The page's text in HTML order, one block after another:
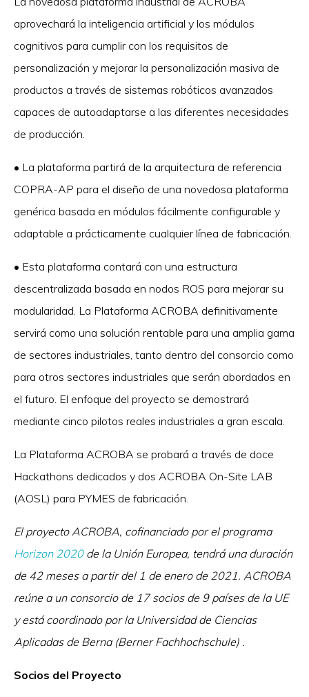
aprovechará la inteligencia artificial y los módulos
cognitivos para cumplir con los requisitos de
personalización y mejorar la personalización masiva de
productos a través de sistemas robóticos avanzados
capaces de autoadaptarse a las diferentes necesidades
de producción.
• La plataforma partirá de la arquitectura de referencia
COPRA-AP para el diseño de una novedosa plataforma
genérica basada en módulos fácilmente configurable y
adaptable a prácticamente cualquier línea de fabricación.
• Esta plataforma contará con una estructura
descentralizada basada en nodos ROS para mejorar su
modularidad. La Plataforma ACROBA definitivamente
servirá como una solución rentable para una amplia gama
de sectores industriales, tanto dentro del consorcio como
para otros sectores industriales que serán abordados en
el futuro. El enfoque del proyecto se demostrará
mediante cinco pilotos reales industriales a gran escala.
La Plataforma ACROBA se probará a través de doce
Hackathons dedicados y dos ACROBA On-Site LAB
(AOSL) para PYMES de fabricación.
El proyecto ACROBA, cofinanciado por el programa
Horizon 2020de la Unión Europea, tendrá una duración
de 42 meses a partir del 1 de enero de 2021. ACROBA
reúne a un consorcio de 17 socios de 9 países de la UE
y está coordinado por la Universidad de Ciencias
Aplicadas de Berna (Berner Fachhochschule) .
Socios del Proyecto